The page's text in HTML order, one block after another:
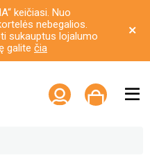
keičiasi. Nuo
nebegalios.
sukauptus lojalumo
galite čia